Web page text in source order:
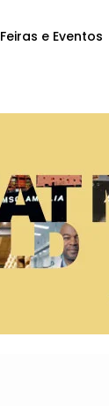
Feiras e Eventos